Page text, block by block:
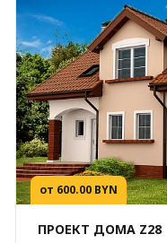
от 600.00 BYN
ПРОЕКТ ДОМА Z28